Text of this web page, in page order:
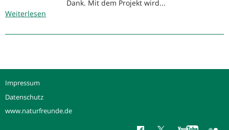
Dank. Mit dem Projekt wird...
Weiterlesen
7000
für
Impressum
Datenschutz
www.naturfreunde.de